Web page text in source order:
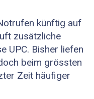
künftig auf
zusätzliche
UPC. Bisher liefen
beim grössten
Zeit häufiger